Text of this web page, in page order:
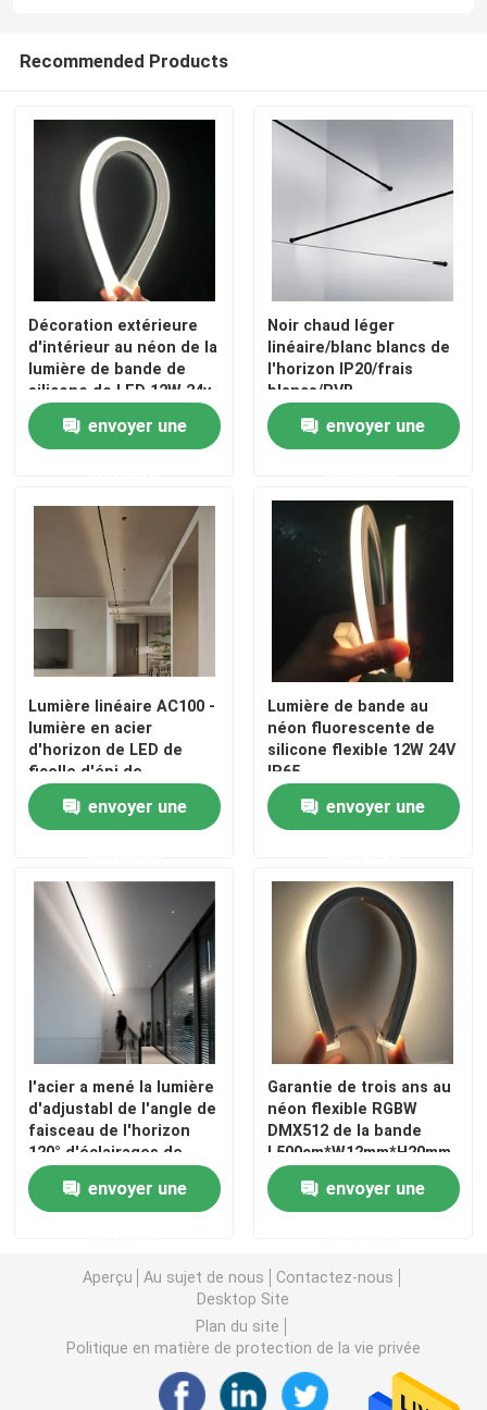
Recommended Products
Décoration extérieure
d'intérieur au néon de la
lumière de bande de
silicone de LED 12W 24v
3000K 4000K
envoyer une
Noir chaud léger
linéaire/blanc blancs de
l'horizon IP20/frais
blancs/RVB
envoyer une
Lumière linéaire AC100 -
lumière en acier
d'horizon de LED de
ficelle d'épi de
240V/24V/12V LED
envoyer une
Lumière de bande au
néon fluorescente de
silicone flexible 12W 24V
IP65
envoyer une
l'acier a mené la lumière
d'adjustabl de l'angle de
faisceau de l'horizon
120° d'éclairages de
système linéaire
SMD/COBenvoyer une
Garantie de trois ans au
néon flexible RGBW
DMX512 de la bande
L500cm*W12mm*H20mm
120LEDs/M
envoyer une
Aperçu Au sujet de nous
Contactez-nous
Desktop Site
Plan du site
Politique en matière de protection de la vie privée